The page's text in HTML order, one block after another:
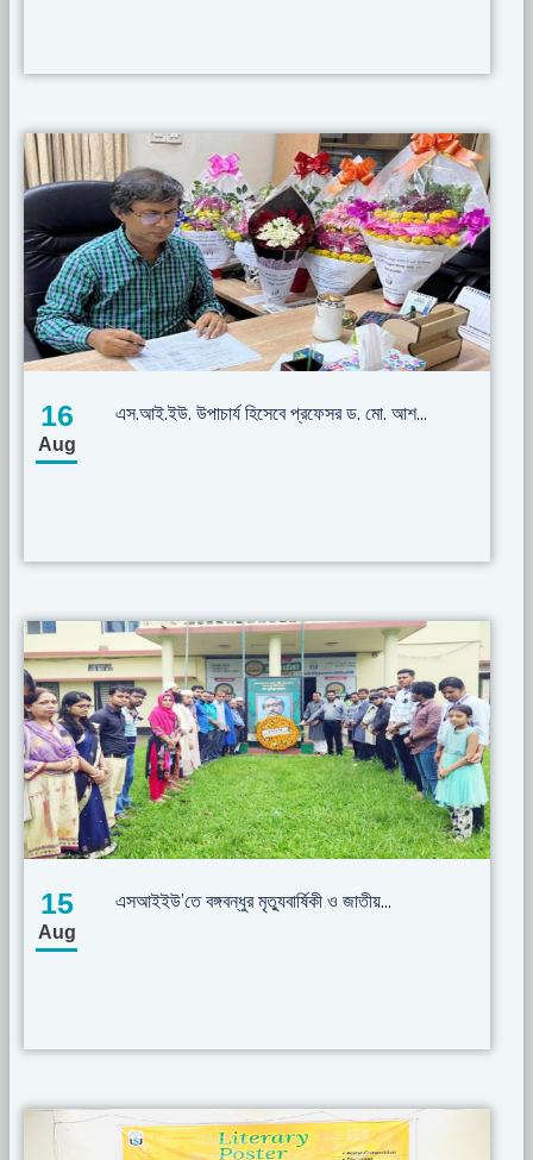
16
Aug
এস.আই.ইউ. উপাচার্য হিসেবে প্রফেসর ড. মো. আশ...
15
Aug
এসআইইউ’তে বঙ্গবন্ধুর মৃত্যুবার্ষিকী ও জাতীয়...